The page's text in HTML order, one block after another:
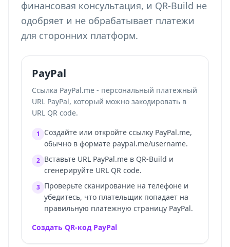
финансовая консультация, и QR-Build не
одобряет и не обрабатывает платежи
для сторонних платформ.
PayPal
Ссылка PayPal.me - персональный платежный
URL PayPal, который можно закодировать в
URL QR code.
1
Создайте или откройте ссылку PayPal.me,
обычно в формате paypal.me/username.
2 Вставьте URL PayPal.me в QR-Build и
сгенерируйте URL QR code.
3 Проверьте сканирование на телефоне и
убедитесь, что плательщик попадает на
правильную платежную страницу PayPal.
Создать QR-код PayPal